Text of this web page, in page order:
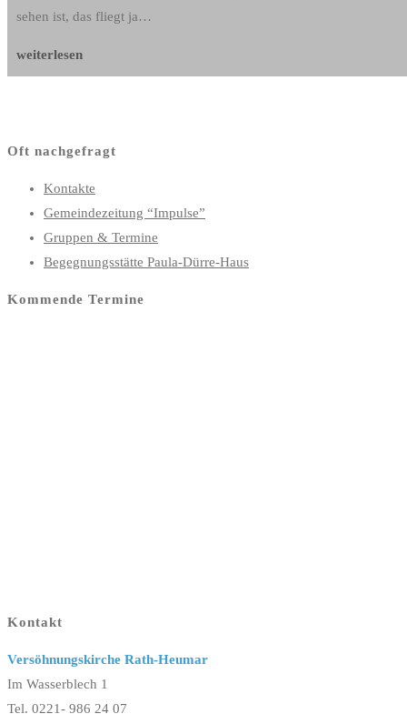
sehen ist, das fliegt ja…
weiterlesen
in
Oft nachgefragt
Kontakte
Gemeindezeitung “Impulse”
Gruppen & Termine
Begegnungsstätte Paula-Dürre-Haus
Kommende Termine
Kontakt
Versöhnungskirche Rath-Heumar
Im Wasserblech 1
Tel. 0221- 986 24 07